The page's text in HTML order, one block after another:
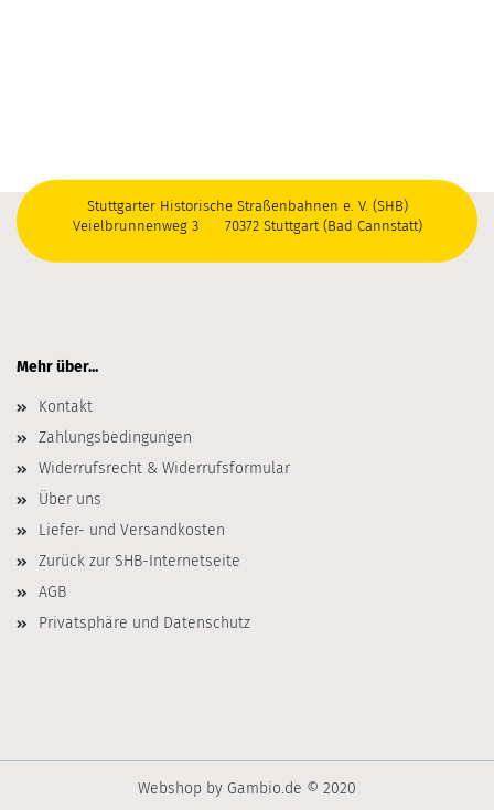
Stuttgarter Historische Straßenbahnen e. V. (SHB)
Veielbrunnenweg 3 70372 Stuttgart (Bad Cannstatt)
Mehr über...
Kontakt
Zahlungsbedingungen
Widerrufsrecht & Widerrufsformular
Über uns
Liefer- und Versandkosten
Zurück zur SHB-Internetseite
AGB
Privatsphäre und Datenschutz
Webshop by Gambio.de © 2020